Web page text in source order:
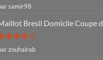
5sur
samir98
Bresil Domicile Coupe
4
5
zouhairab